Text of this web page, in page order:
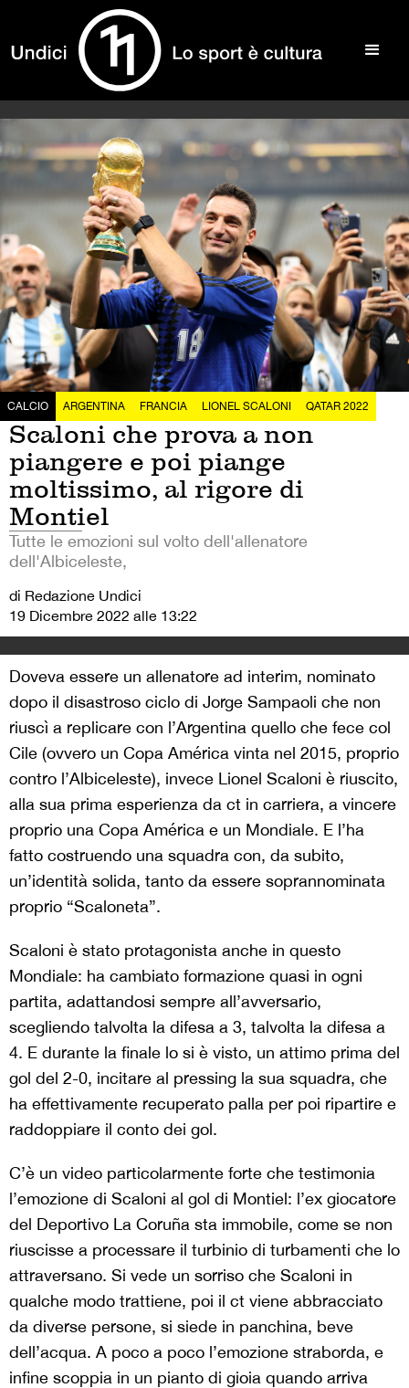
CALCIO ARGENTINA FRANCIA LIONEL SCALONI QATAR 2022
Scaloni che prova a non
piangere e poi piange
moltissimo, al rigore di
Montiel
Tutte le emozioni sul volto dell'allenatore
dell'Albiceleste,
di Redazione Undici
19 Dicembre 2022 alle 13:22
Doveva essere un allenatore ad interim, nominato
dopo il disastroso ciclo di Jorge Sampaoli che non
riuscì a replicare con l’Argentina quello che fece col
Cile (ovvero un Copa América vinta nel 2015, proprio
contro l’Albiceleste), invece Lionel Scaloni è riuscito,
alla sua prima esperienza da ct in carriera, a vincere
proprio una Copa América e un Mondiale. E l’ha
fatto costruendo una squadra con, da subito,
un’identità solida, tanto da essere soprannominata
proprio “Scaloneta”.
Scaloni è stato protagonista anche in questo
Mondiale: ha cambiato formazione quasi in ogni
partita, adattandosi sempre all’avversario,
scegliendo talvolta la difesa a 3, talvolta la difesa a
4. E durante la finale lo si è visto, un attimo prima del
gol del 2-0, incitare al pressing la sua squadra, che
ha effettivamente recuperato palla per poi ripartire e
raddoppiare il conto dei gol.
C’è un video particolarmente forte che testimonia
l’emozione di Scaloni al gol di Montiel: l’ex giocatore
del Deportivo La Coruña sta immobile, come se non
riuscisse a processare il turbinio di turbamenti che lo
attraversano. Si vede un sorriso che Scaloni in
qualche modo trattiene, poi il ct viene abbracciato
da diverse persone, si siede in panchina, beve
dell’acqua. A poco a poco l’emozione straborda, e
infine scoppia in un pianto di gioia quando arriva